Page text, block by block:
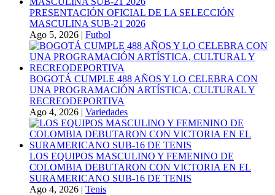
PRESENTACIÓN OFICIAL DE LA SELECCIÓN
MASCULINA SUB-21 2026
Ago 5, 2026 | Futbol
BOGOTÁ CUMPLE 488 AÑOS Y LO CELEBRA CON
UNA PROGRAMACIÓN ARTÍSTICA, CULTURAL Y
RECREODEPORTIVA
Ago 4, 2026 | Variedades
LOS EQUIPOS MASCULINO Y FEMENINO DE
COLOMBIA DEBUTARON CON VICTORIA EN EL
SURAMERICANO SUB-16 DE TENIS
Ago 4, 2026 | Tenis